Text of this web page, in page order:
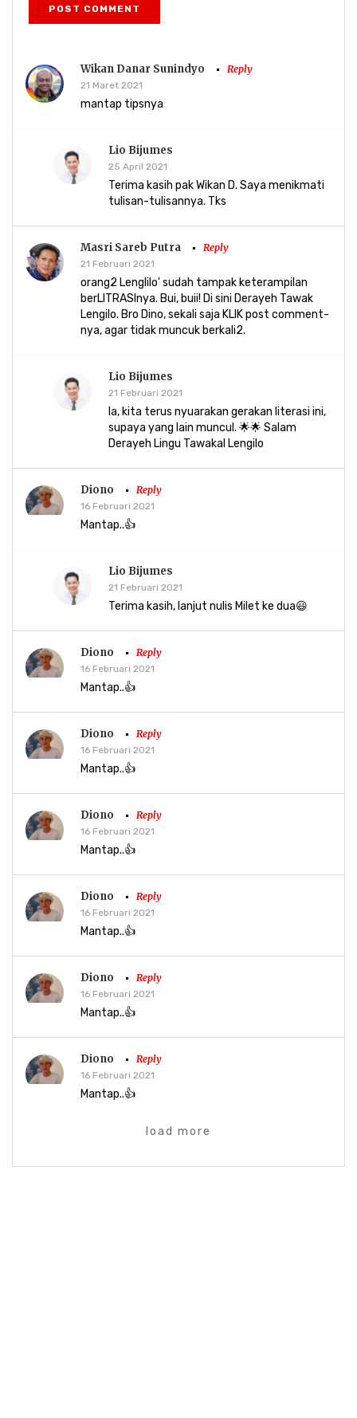
POST COMMENT
Wikan Danar Sunindyo Reply
21 Maret 2021
mantap tipsnya
Lio Bijumes
25 April 2021
Terima kasih pak Wikan D. Saya menikmati
tulisan-tulisannya. Tks
Masri Sareb Putra Reply
21 Februari 2021
orang2 Lenglilo' sudah tampak keterampilan
berLITRASInya. Bui, buii! Di sini Derayeh Tawak
Lengilo. Bro Dino, sekali saja KLIK post comment-
nya, agar tidak muncuk berkali2.
Lio Bijumes
21 Februari 2021
Ia, kita terus nyuarakan gerakan literasi ini,
supaya yang lain muncul. 🌟🌟 Salam
Derayeh Lingu Tawakal Lengilo
Diono Reply
16 Februari 2021
Mantap..👍
Lio Bijumes
21 Februari 2021
Terima kasih, lanjut nulis Milet ke dua😃
Diono Reply
16 Februari 2021
Mantap..👍
Diono Reply
16 Februari 2021
Mantap..👍
Diono Reply
16 Februari 2021
Mantap..👍
Diono Reply
16 Februari 2021
Mantap..👍
Diono Reply
16 Februari 2021
Mantap..👍
Diono Reply
16 Februari 2021
Mantap..👍
load more